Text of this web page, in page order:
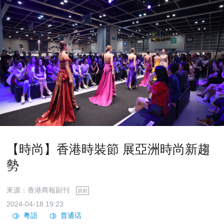
【時尚】香港時裝節 展亞洲時尚新趨
勢
來源：香港商報副刊 原創
2024-04-18 19:23